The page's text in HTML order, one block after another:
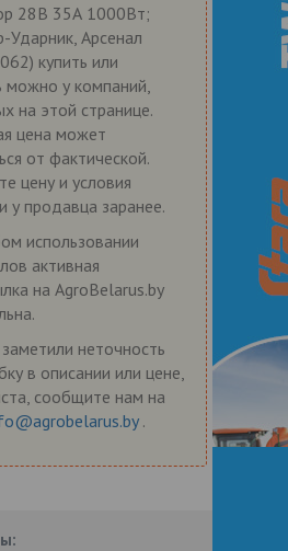
28В 35А 1000Вт;
Ударник, Арсенал
купить или
можно у компаний,
на этой странице.
цена может
от фактической.
цену и условия
у продавца заранее.
использовании
активная
на AgroBelarus.by
неточность
в описании или цене,
сообщите нам на
.